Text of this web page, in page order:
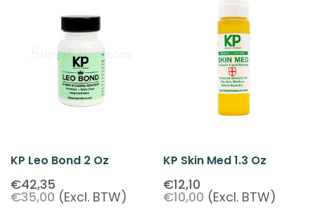
KP Leo Bond 2 Oz
€42,35
€35,00 (Excl. BTW)
KP Skin Med 1.3 Oz
€12,10
€10,00 (Excl. BTW)